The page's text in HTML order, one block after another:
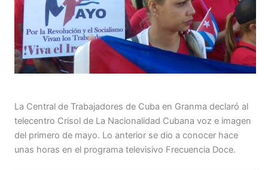
La Central de Trabajadores de Cuba en Granma declaró al
telecentro Crisol de La Nacionalidad Cubana voz e imagen
del primero de mayo. Lo anterior se dio a conocer hace
unas horas en el programa televisivo Frecuencia Doce.